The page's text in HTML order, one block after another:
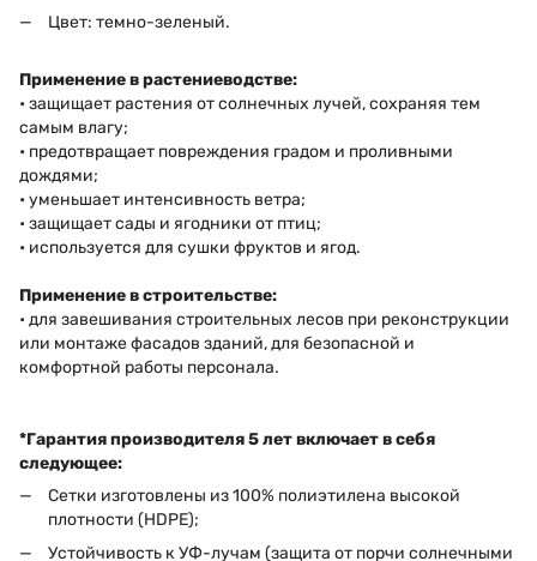
Цвет: темно-зеленый.
Применение в растениеводстве:
• защищает растения от солнечных лучей, сохраняя тем
самым влагу;
• предотвращает повреждения градом и проливными
дождями;
• уменьшает интенсивность ветра;
• защищает сады и ягодники от птиц;
• используется для сушки фруктов и ягод.
Применение в строительстве:
• для завешивания строительных лесов при реконструкции
или монтаже фасадов зданий, для безопасной и
комфортной работы персонала.
*Гарантия производителя 5 лет включает в себя
следующее:
Сетки изготовлены из 100% полиэтилена высокой
плотности (HDPE);
Устойчивость к УФ-лучам (защита от порчи солнечными